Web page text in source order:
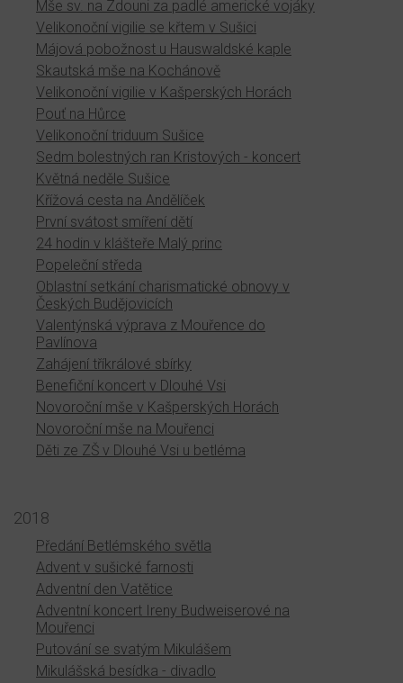
Mše sv. na Zdouni za padlé americké vojáky
Velikonoční vigilie se křtem v Sušici
Májová pobožnost u Hauswaldské kaple
Skautská mše na Kochánově
Velikonoční vigilie v Kašperských Horách
Pouť na Hůrce
Velikonoční triduum Sušice
Sedm bolestných ran Kristových - koncert
Květná neděle Sušice
Křížová cesta na Andělíček
První svátost smíření dětí
24 hodin v klášteře Malý princ
Popeleční středa
Oblastní setkání charismatické obnovy v
Českých Budějovicích
Valentýnská výprava z Mouřence do
Pavlínova
Zahájení tříkrálové sbírky
Benefiční koncert v Dlouhé Vsi
Novoroční mše v Kašperských Horách
Novoroční mše na Mouřenci
Děti ze ZŠ v Dlouhé Vsi u betléma
2018
Předání Betlémského světla
Advent v sušické farnosti
Adventní den Vatětice
Adventní koncert Ireny Budweiserové na
Mouřenci
Putování se svatým Mikulášem
Mikulášská besídka - divadlo